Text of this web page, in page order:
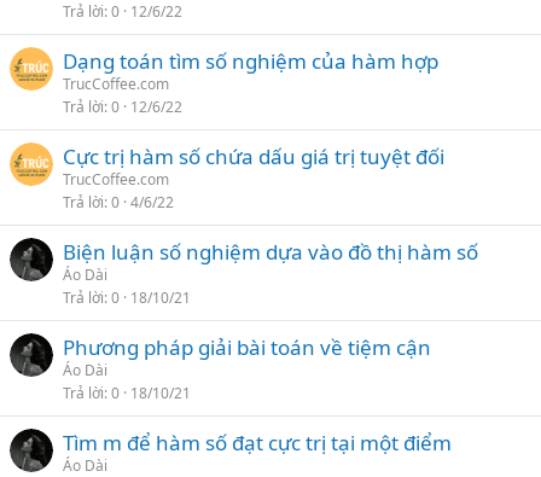
Trả lời 0 12/6/22
Dạng toán tìm số nghiệm của hàm hợp
TrucCoffee.com
Trả lời 0 12/6/22
Cực trị hàm số chứa dấu giá trị tuyệt đối
TrucCoffee.com
Trả lời 0 4/6/22
Biện luận số nghiệm dựa vào đồ thị hàm số
Áo Dài
Trả lời 0 18/10/21
Phương pháp giải bài toán về tiệm cận
Áo Dài
Trả lời 0 18/10/21
Tìm m để hàm số đạt cực trị tại một điểm
Áo Dài